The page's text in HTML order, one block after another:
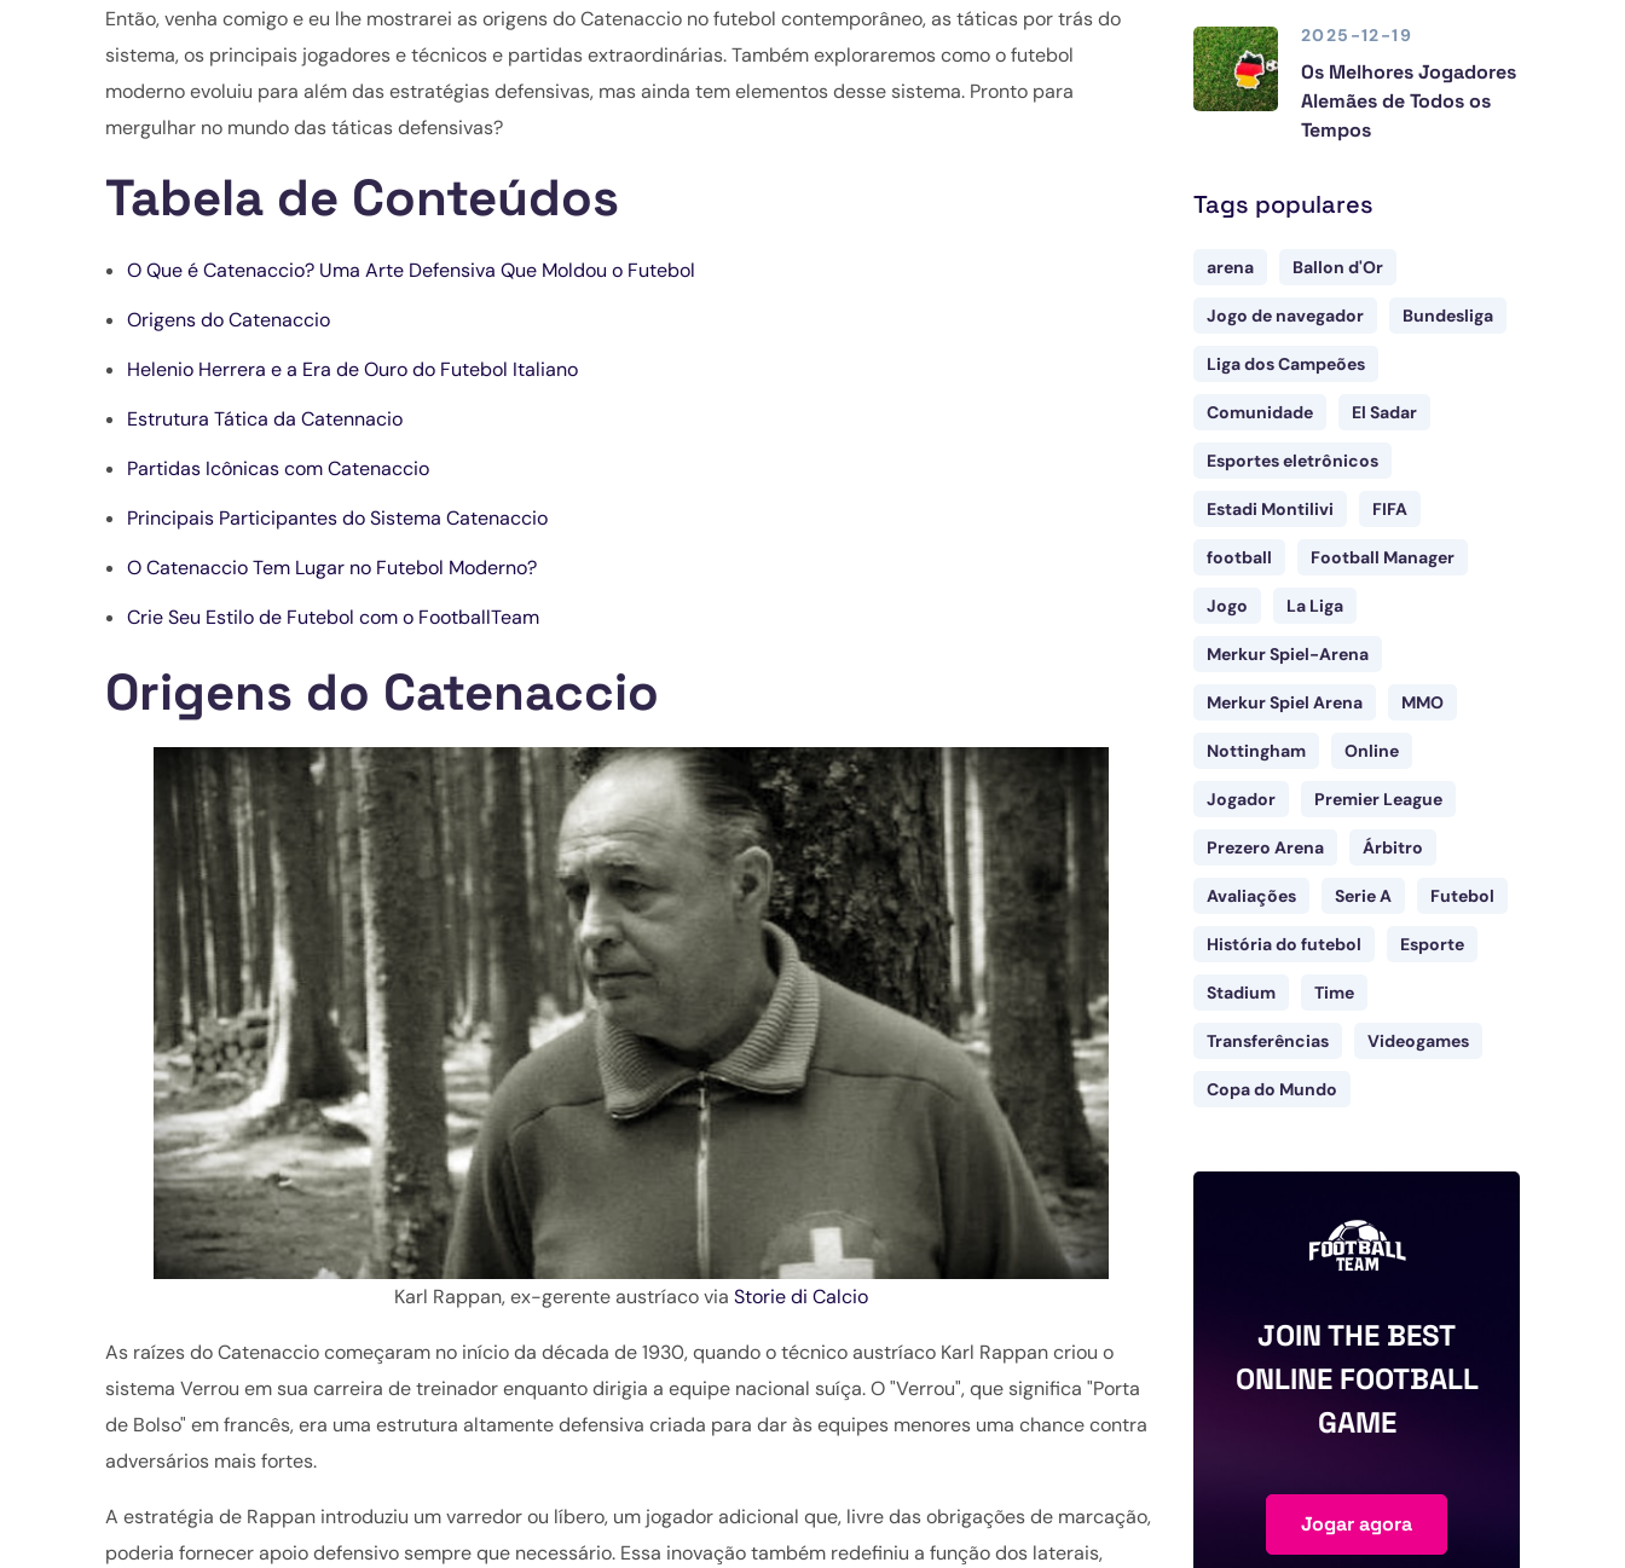
Então, venha comigo e eu lhe mostrarei as origens do Catenaccio no futebol contemporâneo, as táticas por trás do
sistema, os principais jogadores e técnicos e partidas extraordinárias. Também exploraremos como o futebol
moderno evoluiu para além das estratégias defensivas, mas ainda tem elementos desse sistema. Pronto para
mergulhar no mundo das táticas defensivas?
Tabela de Conteúdos
O Que é Catenaccio? Uma Arte Defensiva Que Moldou o Futebol
Origens do Catenaccio
Helenio Herrera e a Era de Ouro do Futebol Italiano
Estrutura Tática da Catennacio
Partidas Icônicas com Catenaccio
Principais Participantes do Sistema Catenaccio
O Catenaccio Tem Lugar no Futebol Moderno?
Crie Seu Estilo de Futebol com o FootballTeam
Origens do Catenaccio
Karl Rappan, ex-gerente austríaco via Storie di Calcio
As raízes do Catenaccio começaram no início da década de 1930, quando o técnico austríaco Karl Rappan criou o
sistema Verrou em sua carreira de treinador enquanto dirigia a equipe nacional suíça. O "Verrou", que significa "Porta
de Bolso" em francês, era uma estrutura altamente defensiva criada para dar às equipes menores uma chance contra
adversários mais fortes.
A estratégia de Rappan introduziu um varredor ou líbero, um jogador adicional que, livre das obrigações de marcação,
poderia fornecer apoio defensivo sempre que necessário. Essa inovação também redefiniu a função dos laterais,
2025-12-19
Os Melhores Jogadores
Alemães de Todos os
Tempos
Tags populares
arena Ballon d'Or
Jogo de navegador Bundesliga
Liga dos Campeões
Comunidade El Sadar
Esportes eletrônicos
Estadi Montilivi FIFA
football Football Manager
Jogo La Liga
Merkur Spiel-Arena
Merkur Spiel Arena MMO
Nottingham Online
Jogador Premier League
Prezero Arena Árbitro
Avaliações Serie A Futebol
História do futebol Esporte
Stadium Time
Transferências Videogames
Copa do Mundo
JOIN THE BEST
ONLINE FOOTBALL
GAME
Jogar agora